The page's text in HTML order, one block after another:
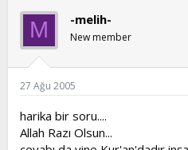
M -melih-
New member
27 Ağu 2005
harika bir soru....
Allah Razı Olsun...